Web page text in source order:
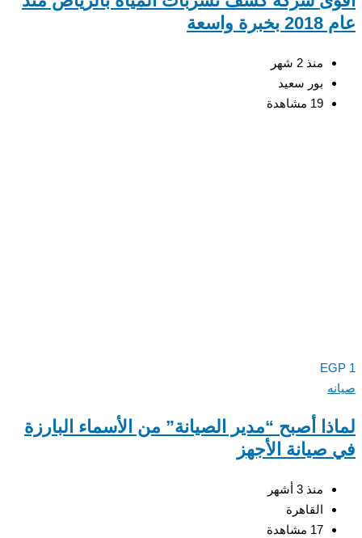
واسعة
منذ 2 شهر
بور سعيد
أصبح “مدير الصيانة” من الأسماء البارزة
الأجهز
منذ 3 أشهر
القاهرة